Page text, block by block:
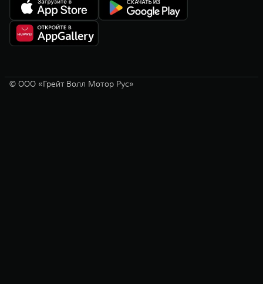
© ООО «Грейт Волл Мотор Рус»